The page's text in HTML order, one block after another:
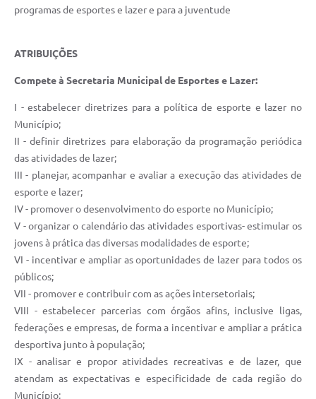
programas de esportes e lazer e para a juventude
ATRIBUIÇÕES
Compete à Secretaria Municipal de Esportes e Lazer:
I - estabelecer diretrizes para a política de esporte e lazer no
Município;
II - definir diretrizes para elaboração da programação periódica
das atividades de lazer;
III - planejar, acompanhar e avaliar a execução das atividades de
esporte e lazer;
IV - promover o desenvolvimento do esporte no Município;
V - organizar o calendário das atividades esportivas- estimular os
jovens à prática das diversas modalidades de esporte;
VI - incentivar e ampliar as oportunidades de lazer para todos os
públicos;
VII - promover e contribuir com as ações intersetoriais;
VIII - estabelecer parcerias com órgãos afins, inclusive ligas,
federações e empresas, de forma a incentivar e ampliar a prática
desportiva junto à população;
IX - analisar e propor atividades recreativas e de lazer, que
atendam as expectativas e especificidade de cada região do
Município;